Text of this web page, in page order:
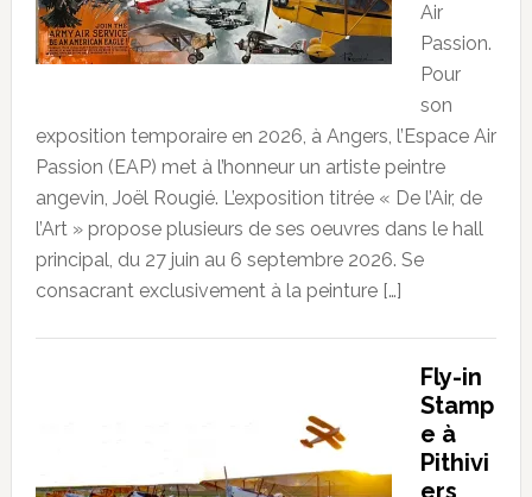
Air
Passion.
Pour
son
exposition temporaire en 2026, à Angers, l’Espace Air
Passion (EAP) met à l’honneur un artiste peintre
angevin, Joël Rougié. L’exposition titrée « De l’Air, de
l’Art » propose plusieurs de ses oeuvres dans le hall
principal, du 27 juin au 6 septembre 2026. Se
consacrant exclusivement à la peinture […]
Fly-in
Stamp
e à
Pithivi